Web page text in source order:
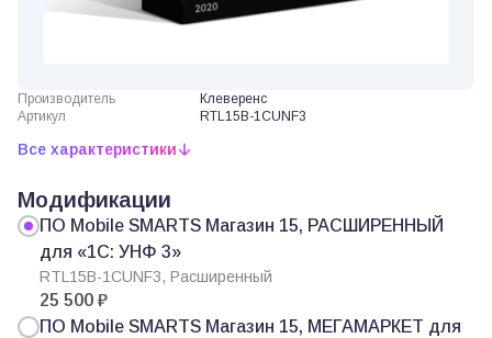
Производитель
Клеверенс
Артикул
RTL15B-1CUNF3
Все характеристики
Модификации
ПО Mobile SMARTS Магазин 15, РАСШИРЕННЫЙ
для «1С: УНФ 3»
RTL15B-1CUNF3, Расширенный
25 500 ₽
ПО Mobile SMARTS Магазин 15, МЕГАМАРКЕТ для